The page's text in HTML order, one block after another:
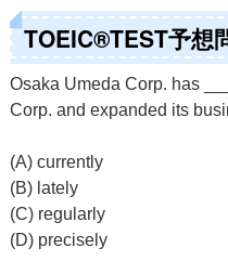
TOEIC®TEST予想
Osaka Umeda Corp. has
Corp. and expanded its
(A) currently
(B) lately
(C) regularly
(D) precisely